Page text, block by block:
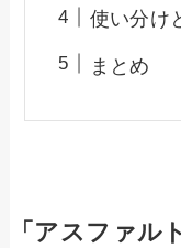
使い分け
まとめ
「アスファル